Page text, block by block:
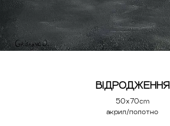
ВІДРОДЖЕННЯ
50x70cm
акрил/полотно